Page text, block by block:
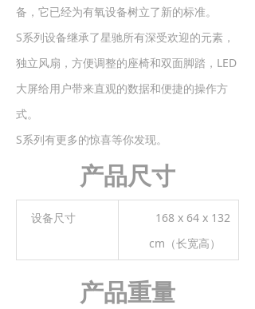
备，它已经为有氧设备树立了新的标准。
S系列设备继承了星驰所有深受欢迎的元素，
独立风扇，方便调整的座椅和双面脚踏，LED
大屏给用户带来直观的数据和便捷的操作方
式。
S系列有更多的惊喜等你发现。
产品尺寸
设备尺寸
168 x 64 x 132
cm（长宽高）
产品重量